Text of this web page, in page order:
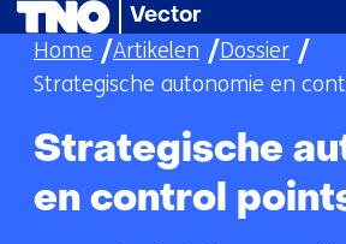
Ga
naar
Vector
Home
Artikelen
Dossier
Strategische autonomie en
Strategische
en control